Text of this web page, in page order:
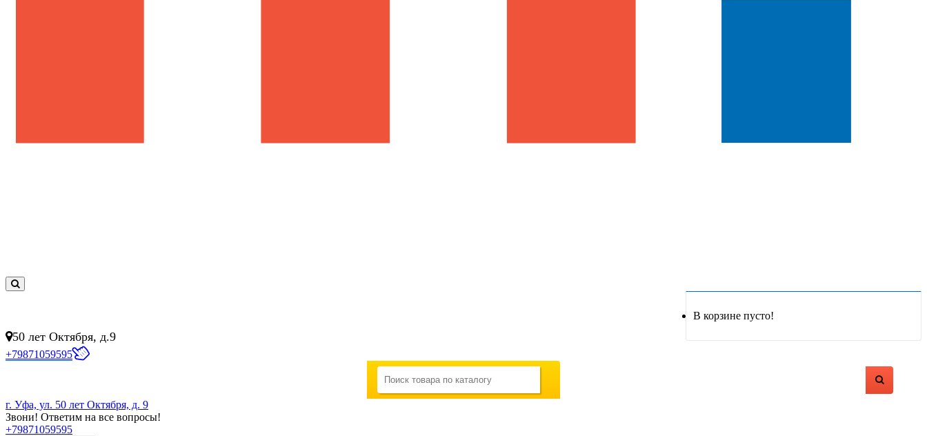
В корзине пусто!
50 лет Октября, д.9
+79871059595
г. Уфа, ул. 50 лет Октября, д. 9
Звони! Ответим на все вопросы!
+79871059595